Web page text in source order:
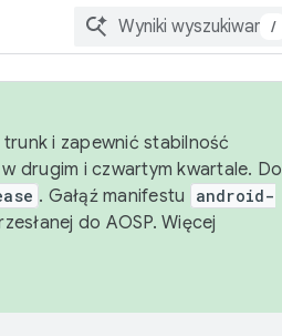
/
i zapewnić stabilność
drugim i czwartym kwartale. Do
. Gałąź manifestu
android-
do AOSP. Więcej